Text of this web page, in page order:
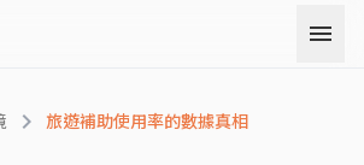
menu
chevron_right 旅遊補助使用率的數據真相